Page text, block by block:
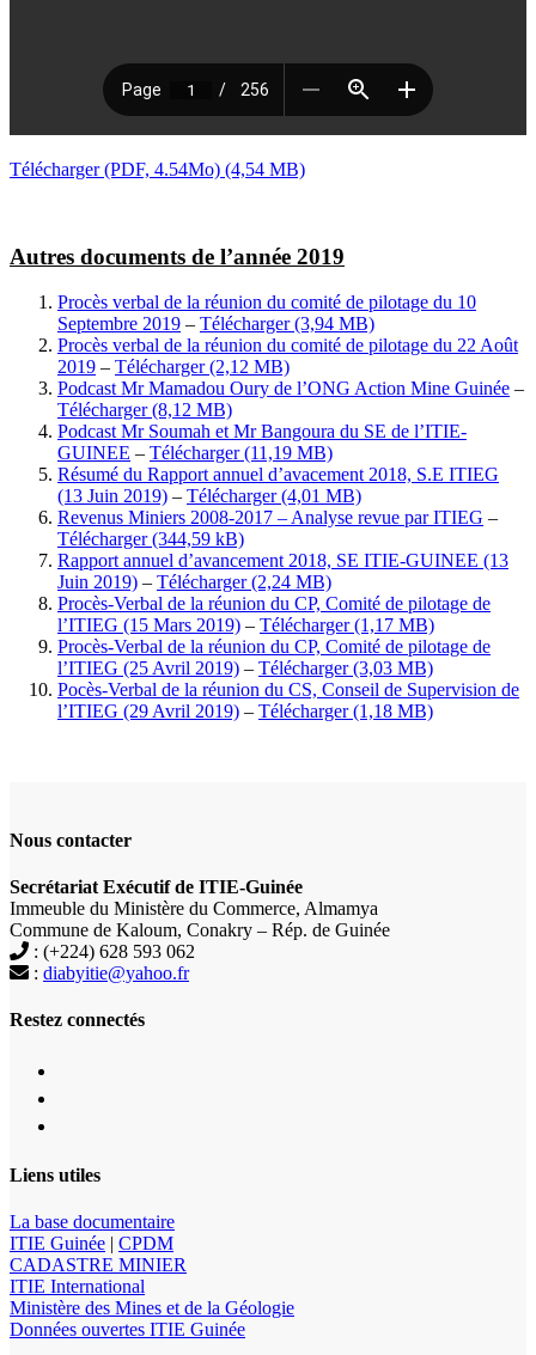
Télécharger (PDF, 4.54Mo)
Autres documents de l’année 2019
Procès verbal de la réunion du comité de pilotage du 10
Septembre 2019 – Télécharger
Procès verbal de la réunion du comité de pilotage du 22 Août
2019 – Télécharger
Podcast Mr Mamadou Oury de l’ONG Action Mine Guinée –
Télécharger
Podcast Mr Soumah et Mr Bangoura du SE de l’ITIE-
GUINEE – Télécharger
Résumé du Rapport annuel d’avacement 2018, S.E ITIEG
(13 Juin 2019) – Télécharger
Revenus Miniers 2008-2017 – Analyse revue par ITIEG –
Télécharger
Rapport annuel d’avancement 2018, SE ITIE-GUINEE (13
Juin 2019) – Télécharger
Procès-Verbal de la réunion du CP, Comité de pilotage de
l’ITIEG (15 Mars 2019) – Télécharger
Procès-Verbal de la réunion du CP, Comité de pilotage de
l’ITIEG (25 Avril 2019) – Télécharger
Pocès-Verbal de la réunion du CS, Conseil de Supervision de
l’ITIEG (29 Avril 2019) – Télécharger
Nous contacter
Secrétariat Exécutif de ITIE-Guinée
Immeuble du Ministère du Commerce, Almamya
Commune de Kaloum, Conakry – Rép. de Guinée
: (+224) 628 593 062
: diabyitie@yahoo.fr
Restez connectés
Liens utiles
La base documentaire
ITIE Guinée | CPDM
CADASTRE MINIER
ITIE International
Ministère des Mines et de la Géologie
Données ouvertes ITIE Guinée